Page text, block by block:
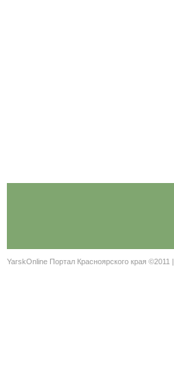
YarskOnline Портал Красноярского края ©2011 |